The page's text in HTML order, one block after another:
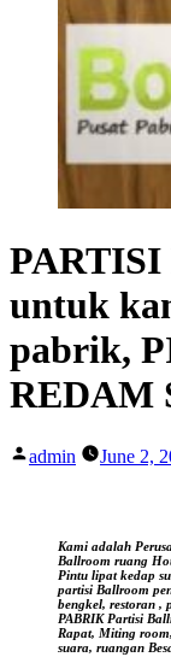
PARTISI
untuk
pabrik,
REDAM
Posted
admin June 2,
Kami adalah
Ballroom ruang
Pintu lipat kedap
partisi Ballroom
bengkel, restoran ,
PABRIK Partisi
Rapat, Miting
suara, ruangan